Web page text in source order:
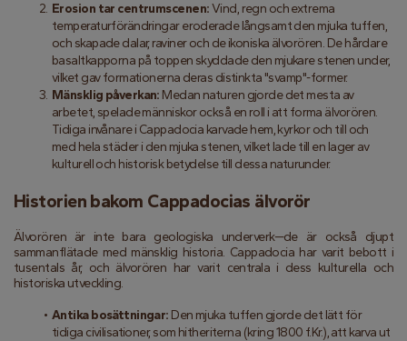
Erosion tar centrumscenen: Vind, regn och extrema
temperaturförändringar eroderade långsamt den mjuka tuffen,
och skapade dalar, raviner och de ikoniska älvorören. De hårdare
basaltkapporna på toppen skyddade den mjukare stenen under,
vilket gav formationerna deras distinkta "svamp"-former.
Mänsklig påverkan: Medan naturen gjorde det mesta av
arbetet, spelade människor också en roll i att forma älvorören.
Tidiga invånare i Cappadocia karvade hem, kyrkor och till och
med hela städer i den mjuka stenen, vilket lade till en lager av
kulturell och historisk betydelse till dessa naturunder.
Historien bakom Cappadocias älvorör
Älvorören är inte bara geologiska underverk—de är också djupt
sammanflätade med mänsklig historia. Cappadocia har varit bebott i
tusentals år, och älvorören har varit centrala i dess kulturella och
historiska utveckling.
Antika bosättningar: Den mjuka tuffen gjorde det lätt för
tidiga civilisationer, som hitheriterna (kring 1800 f.Kr.), att karva ut